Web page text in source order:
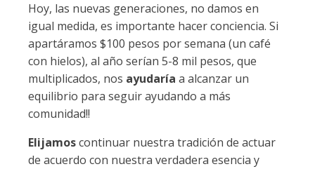
Hoy, las nuevas generaciones, no damos en
igual medida, es importante hacer conciencia. Si
apartáramos $100 pesos por semana (un café
con hielos), al año serían 5-8 mil pesos, que
multiplicados, nos ayudaría a alcanzar un
equilibrio para seguir ayudando a más
comunidad!!
Elijamoscontinuar nuestra tradición de actuar
de acuerdo con nuestra verdadera esencia y